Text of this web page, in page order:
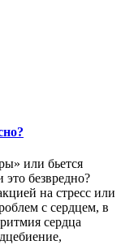
или бьется
безвредно?
на стресс или
с сердцем, в
сердца